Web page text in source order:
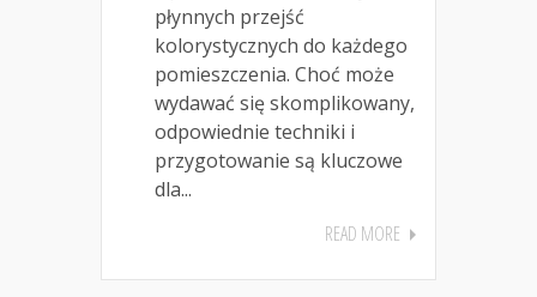
płynnych przejść
kolorystycznych do każdego
pomieszczenia. Choć może
wydawać się skomplikowany,
odpowiednie techniki i
przygotowanie są kluczowe
dla...
READ MORE